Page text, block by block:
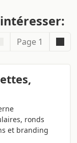
Page 1
ronds
et branding